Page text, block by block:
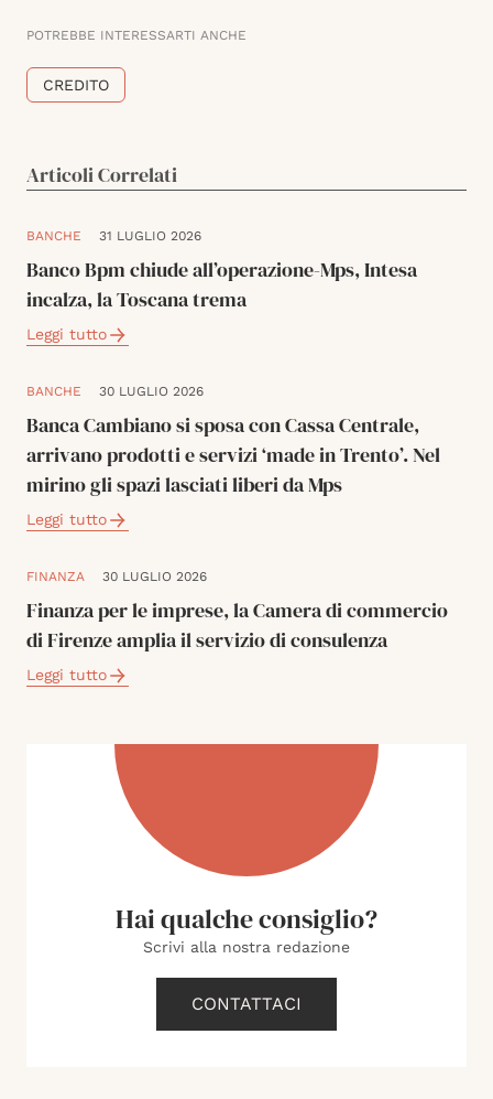
POTREBBE INTERESSARTI ANCHE
CREDITO
Articoli Correlati
BANCHE 31 LUGLIO 2026
Banco Bpm chiude all’operazione-Mps, Intesa
incalza, la Toscana trema
Leggi tutto
BANCHE 30 LUGLIO 2026
Banca Cambiano si sposa con Cassa Centrale,
arrivano prodotti e servizi ‘made in Trento’. Nel
mirino gli spazi lasciati liberi da Mps
Leggi tutto
FINANZA 30 LUGLIO 2026
Finanza per le imprese, la Camera di commercio
di Firenze amplia il servizio di consulenza
Leggi tutto
Hai qualche consiglio?
Scrivi alla nostra redazione
CONTATTACI